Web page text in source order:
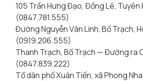
105 Trần Hưng Đạo, Đồng Lê, Tuyên
(0847.781.555)
Đường Nguyễn Văn Linh, Bố Trạch,
(0919.206.555)
Thanh Trạch, Bố Trạch — Đường ra
(0847.839.222)
Tổ dân phố Xuân Tiến, xã Phong